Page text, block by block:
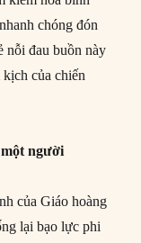
chóng đón
nỗi đau buồn này
kịch của chiến
người
của Giáo hoàng
lại bạo lực phi